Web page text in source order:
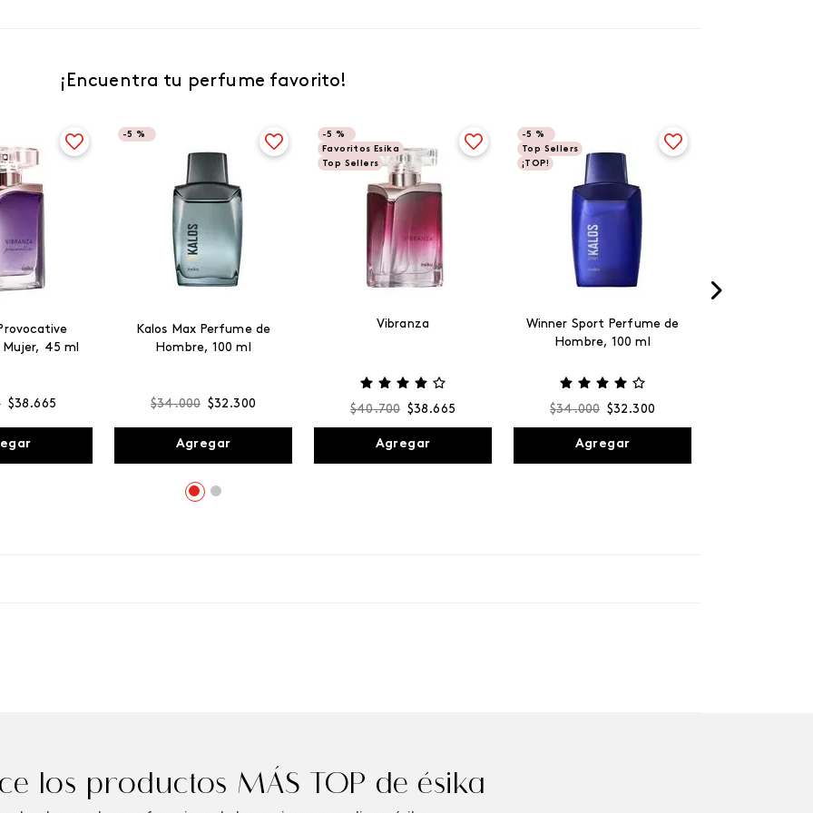
¡Encuentra tu perfume favorito!
45 ml
$38 .665
-5 %
Kalos Max Perfume de
Hombre, 100 ml
$34.000 $32 .300
Agregar
-5 %
Favoritos Esika
Top Sellers
Vibranza
$40.700 $38 .665
Agregar
-5 %
Top Sellers
¡TOP!
Winner Sport Perfume de
Hombre, 100 ml
$34.000 $32 .300
Agregar
los productos MÁS TOP de ésika